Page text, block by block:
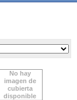
No hay
imagen de
cubierta
disponible